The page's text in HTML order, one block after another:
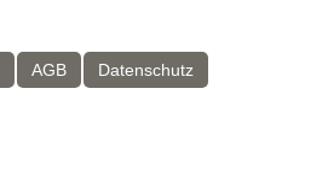
AGB Datenschutz